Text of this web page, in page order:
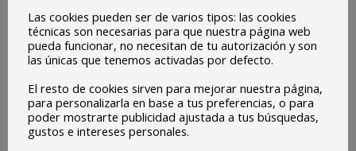
Las cookies pueden ser de varios tipos: las cookies
técnicas son necesarias para que nuestra página web
pueda funcionar, no necesitan de tu autorización y son
las únicas que tenemos activadas por defecto.
El resto de cookies sirven para mejorar nuestra página,
para personalizarla en base a tus preferencias, o para
poder mostrarte publicidad ajustada a tus búsquedas,
gustos e intereses personales.